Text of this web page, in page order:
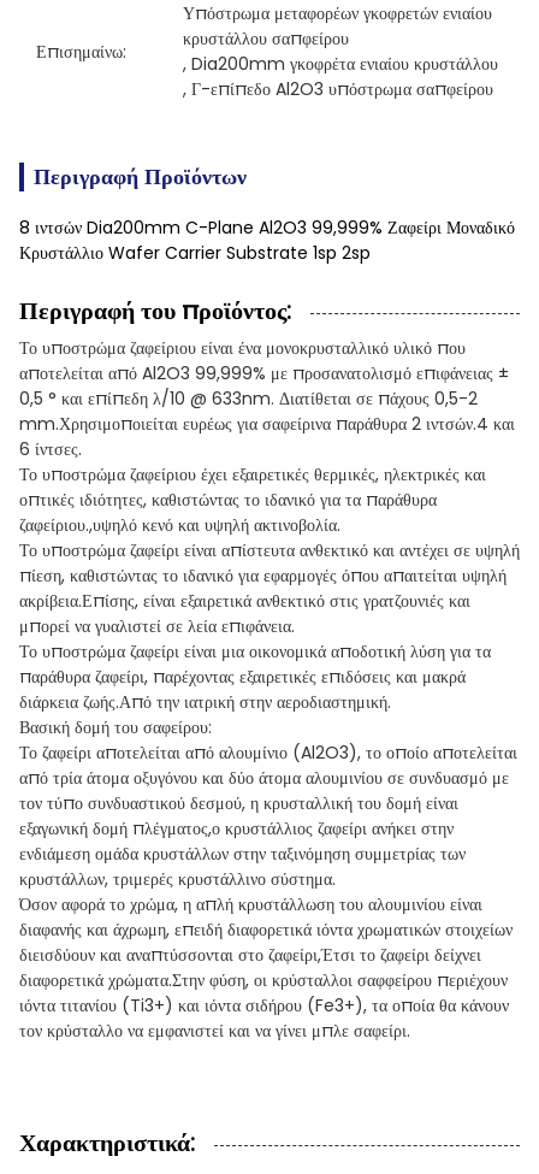
Επισημαίνω:
Υπόστρωμα μεταφορέων γκοφρετών ενιαίου
κρυστάλλου σαπφείρου
, Dia200mm γκοφρέτα ενιαίου κρυστάλλου
, Γ-επίπεδο Al2O3 υπόστρωμα σαπφείρου
Περιγραφή Προϊόντων
8 ιντσών Dia200mm C-Plane Al2O3 99,999% Ζαφείρι Μοναδικό
Κρυστάλλιο Wafer Carrier Substrate 1sp 2sp
Περιγραφή του προϊόντος:
Το υποστρώμα ζαφείριου είναι ένα μονοκρυσταλλικό υλικό που
αποτελείται από Al2O3 99,999% με προσανατολισμό επιφάνειας ±
0,5 ° και επίπεδη λ/10 @ 633nm. Διατίθεται σε πάχους 0,5-2
mm.Χρησιμοποιείται ευρέως για σαφείρινα παράθυρα 2 ιντσών.4 και
6 ίντσες.
Το υποστρώμα ζαφείριου έχει εξαιρετικές θερμικές, ηλεκτρικές και
οπτικές ιδιότητες, καθιστώντας το ιδανικό για τα παράθυρα
ζαφείριου.,υψηλό κενό και υψηλή ακτινοβολία.
Το υποστρώμα ζαφείρι είναι απίστευτα ανθεκτικό και αντέχει σε υψηλή
πίεση, καθιστώντας το ιδανικό για εφαρμογές όπου απαιτείται υψηλή
ακρίβεια.Επίσης, είναι εξαιρετικά ανθεκτικό στις γρατζουνιές και
μπορεί να γυαλιστεί σε λεία επιφάνεια.
Το υποστρώμα ζαφείρι είναι μια οικονομικά αποδοτική λύση για τα
παράθυρα ζαφείρι, παρέχοντας εξαιρετικές επιδόσεις και μακρά
διάρκεια ζωής.Από την ιατρική στην αεροδιαστημική.
Βασική δομή του σαφείρου:
Το ζαφείρι αποτελείται από αλουμίνιο (Al2O3), το οποίο αποτελείται
από τρία άτομα οξυγόνου και δύο άτομα αλουμινίου σε συνδυασμό με
τον τύπο συνδυαστικού δεσμού, η κρυσταλλική του δομή είναι
εξαγωνική δομή πλέγματος,ο κρυστάλλιος ζαφείρι ανήκει στην
ενδιάμεση ομάδα κρυστάλλων στην ταξινόμηση συμμετρίας των
κρυστάλλων, τριμερές κρυστάλλινο σύστημα.
Όσον αφορά το χρώμα, η απλή κρυστάλλωση του αλουμινίου είναι
διαφανής και άχρωμη, επειδή διαφορετικά ιόντα χρωματικών στοιχείων
διεισδύουν και αναπτύσσονται στο ζαφείρι,Έτσι το ζαφείρι δείχνει
διαφορετικά χρώματα.Στην φύση, οι κρύσταλλοι σαφφείρου περιέχουν
ιόντα τιτανίου (Ti3+) και ιόντα σιδήρου (Fe3+), τα οποία θα κάνουν
τον κρύσταλλο να εμφανιστεί και να γίνει μπλε σαφείρι.
Χαρακτηριστικά: